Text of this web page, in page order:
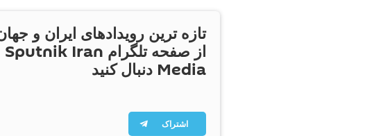
تازه ترین رویدادهای ایران و
از صفحه تلگرام Sputnik Iran
Media دنبال کنید
اشتراک